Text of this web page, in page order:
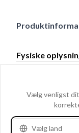
Fysiske
Udfræsning
Vælg venligst dit
Vælg land